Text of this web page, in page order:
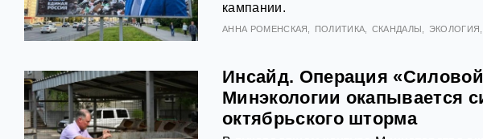
кампании.
АННА РОМЕНСКАЯ ПОЛИТИКА СКАНДАЛЫ ЭКОЛОГИЯ
Инсайд. Операция
Минэкологии окапывается
октябрьского шторма